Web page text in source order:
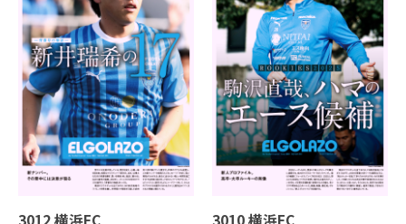
3012 横浜FC 3010 横浜FC